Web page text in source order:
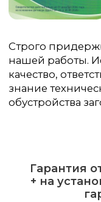
Гарантия
+ на